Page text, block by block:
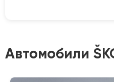
Автомобили